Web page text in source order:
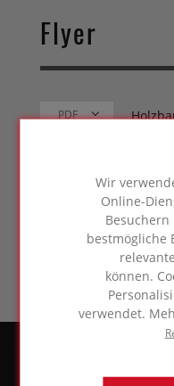
Wir
Online-
bestmögliche
können.
verwendet.
Flyer
KOSTENFREI
ANMELDEN!